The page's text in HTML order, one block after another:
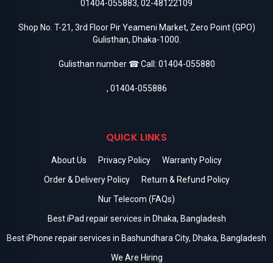
01404-055883, 02-48122109
Shop No. T-21, 3rd Floor Pir Yeameni Market, Zero Point (GPO)
Gulisthan, Dhaka-1000.
Gulisthan number ☎ Call: 01404-055880
, 01404-055886
QUICK LINKS
About Us Privacy Policy
Warranty Policy
Order & Delivery Policy
Return & Refund Policy
Nur Telecom (FAQs)
Best iPad repair services in Dhaka, Bangladesh
Best iPhone repair services in Bashundhara City, Dhaka, Bangladesh
We Are Hiring